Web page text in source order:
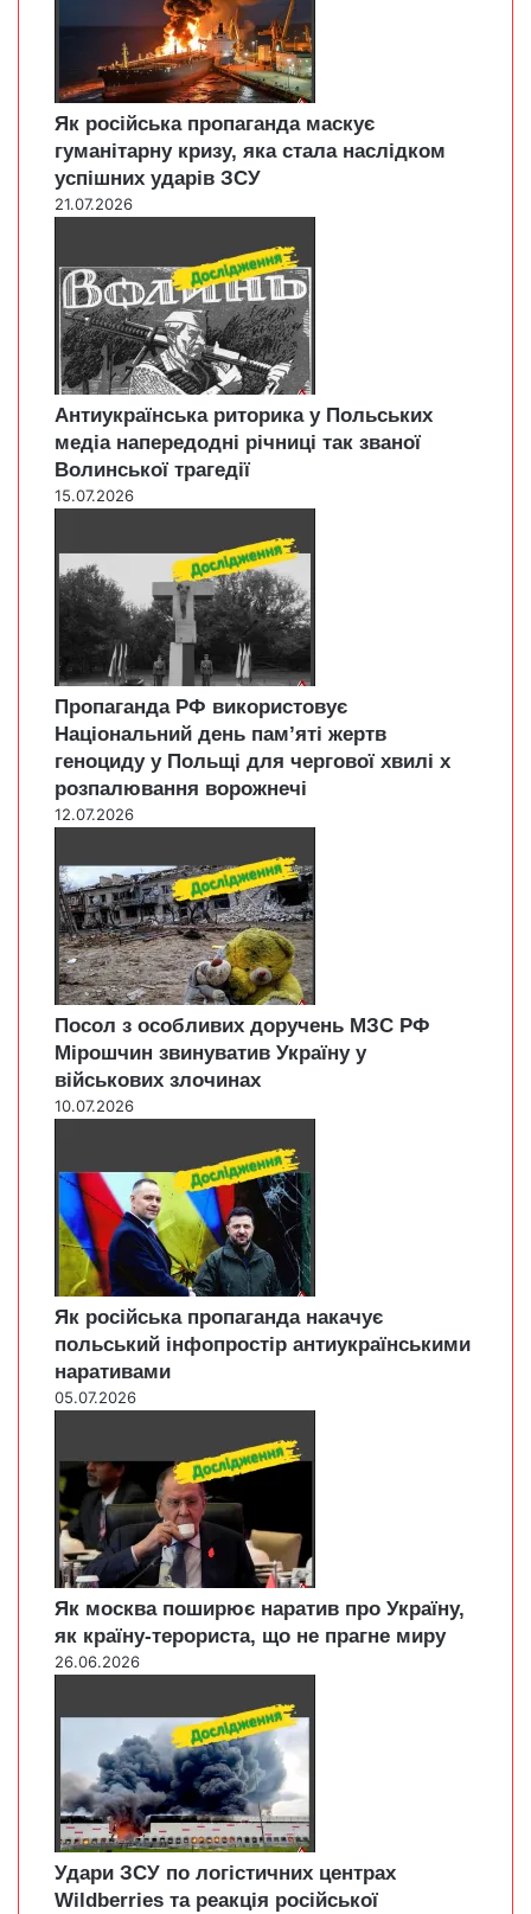
Як російська пропаганда маскує
гуманітарну кризу, яка стала наслідком
успішних ударів ЗСУ
21.07.2026
Антиукраїнська риторика у Польських
медіа напередодні річниці так званої
Волинської трагедії
15.07.2026
Пропаганда РФ використовує
Національний день пам’яті жертв
геноциду у Польщі для чергової хвилі х
розпалювання ворожнечі
12.07.2026
Посол з особливих доручень МЗС РФ
Мірошчин звинуватив Україну у
військових злочинах
10.07.2026
Як російська пропаганда накачує
польський інфопростір антиукраїнськими
наративами
05.07.2026
Як москва поширює наратив про Україну,
як країну-терориста, що не прагне миру
26.06.2026
Удари ЗСУ по логістичних центрах
Wildberries та реакція російської